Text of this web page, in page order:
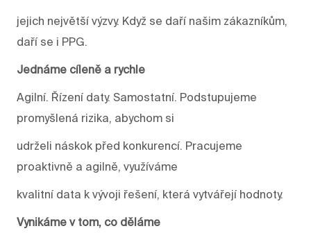
jejich největší výzvy. Když se daří našim zákazníkům,
daří se i PPG.
Jednáme cíleně a rychle
Agilní. Řízení daty. Samostatní. Podstupujeme
promyšlená rizika, abychom si
udrželi náskok před konkurencí. Pracujeme
proaktivně a agilně, využíváme
kvalitní data k vývoji řešení, která vytvářejí hodnoty.
Vynikáme v tom, co děláme